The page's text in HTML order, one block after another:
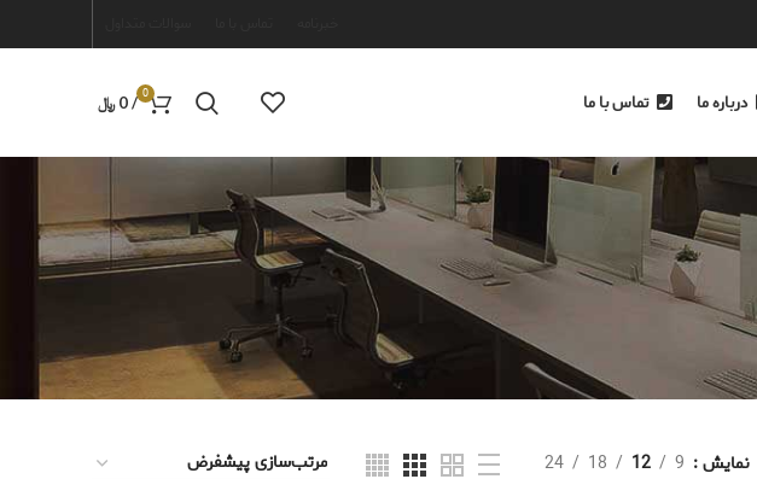
درباره ما تماس با ما 0
/
0 ﷼
نمایش 9
12
18
24